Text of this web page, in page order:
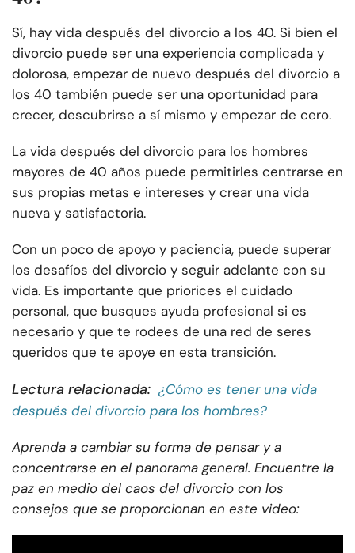
Sí, hay vida después del divorcio a los 40. Si bien el
divorcio puede ser una experiencia complicada y
dolorosa, empezar de nuevo después del divorcio a
los 40 también puede ser una oportunidad para
crecer, descubrirse a sí mismo y empezar de cero.
La vida después del divorcio para los hombres
mayores de 40 años puede permitirles centrarse en
sus propias metas e intereses y crear una vida
nueva y satisfactoria.
Con un poco de apoyo y paciencia, puede superar
los desafíos del divorcio y seguir adelante con su
vida. Es importante que priorices el cuidado
personal, que busques ayuda profesional si es
necesario y que te rodees de una red de seres
queridos que te apoye en esta transición.
Lectura relacionada: ¿Cómo es tener una vida
después del divorcio para los hombres?
Aprenda a cambiar su forma de pensar y a
concentrarse en el panorama general. Encuentre la
paz en medio del caos del divorcio con los
consejos que se proporcionan en este video: